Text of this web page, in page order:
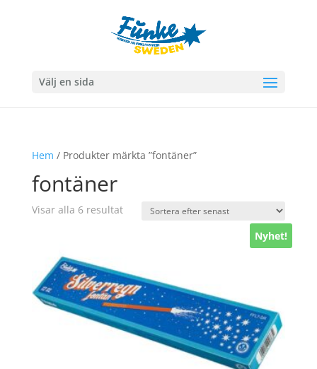
Välj en sida
Hem / Produkter märkta ”fontäner”
fontäner
Visar alla 6 resultatSortera
Nyhet!